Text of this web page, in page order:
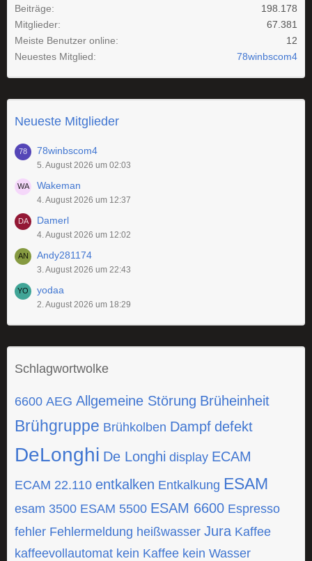
Beiträge
198.178
Mitglieder
67.381
Meiste Benutzer online
12
Neuestes Mitglied
78winbscom4
Neueste Mitglieder
78winbscom4
5. August 2026 um 02:03
Wakeman
4. August 2026 um 12:37
Damerl
4. August 2026 um 12:02
Andy281174
3. August 2026 um 22:43
yodaa
2. August 2026 um 18:29
Schlagwortwolke
6600 AEG Allgemeine Störung Brüheinheit
Brühgruppe Brühkolben Dampf defekt
DeLonghi De Longhi display ECAM
ECAM 22.110 entkalken Entkalkung ESAM
esam 3500 ESAM 5500 ESAM 6600 Espresso
fehler Fehlermeldung heißwasser Jura Kaffee
kaffeevollautomat kein Kaffee kein Wasser